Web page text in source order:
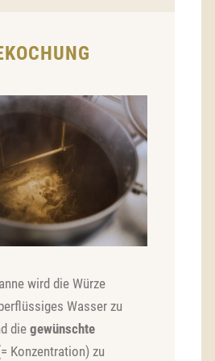
wird die Würze
Wasser zu
die gewünschte
Konzentration) zu